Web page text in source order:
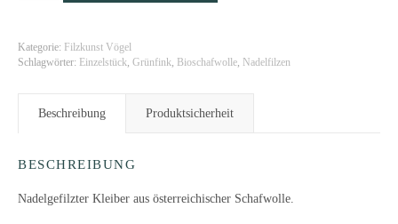
Kategorie: Filzkunst Vögel
Schlagwörter: Einzelstück, Grünfink, Bioschafwolle, Nadelfilzen
Beschreibung Produktsicherheit
BESCHREIBUNG
Nadelgefilzter Kleiber aus österreichischer Schafwolle.